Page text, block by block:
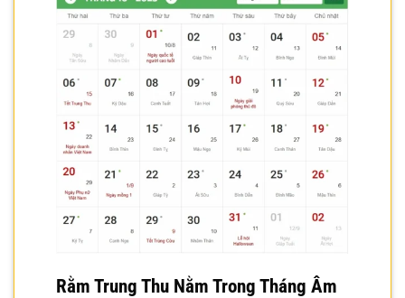
Rằm Trung Thu Nằm Trong Tháng Âm